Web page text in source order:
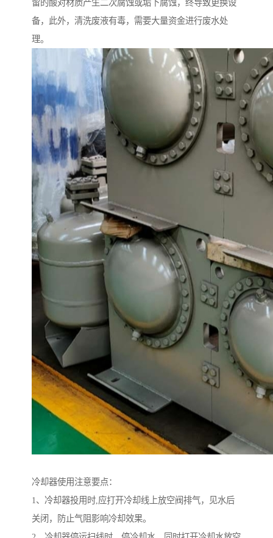
留的酸对材质产生二次腐蚀或垢下腐蚀，终导致更换设
备，此外，清洗废液有毒，需要大量资金进行废水处
理。
冷却器使用注意要点：
1、冷却器投用时,应打开冷却线上放空阀排气，见水后
关闭，防止气阻影响冷却效果。